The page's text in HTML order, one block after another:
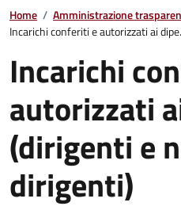
Home / Amministrazione
Incarichi conferiti e autorizzati ai
Incarichi
autorizzati
(dirigenti e
dirigenti)